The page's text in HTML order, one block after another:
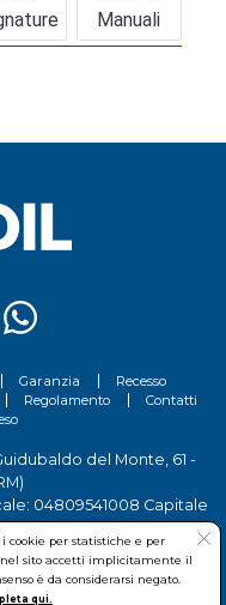
Manuali
Garanzia
Recesso
Regolamento
Contatti
del Monte, 61 -
04809541008 Capitale
i.v.
delle Imprese, 7 - 00030
cookie per statistiche e per
sito accetti implicitamente il
è da considerarsi negato.
qui.